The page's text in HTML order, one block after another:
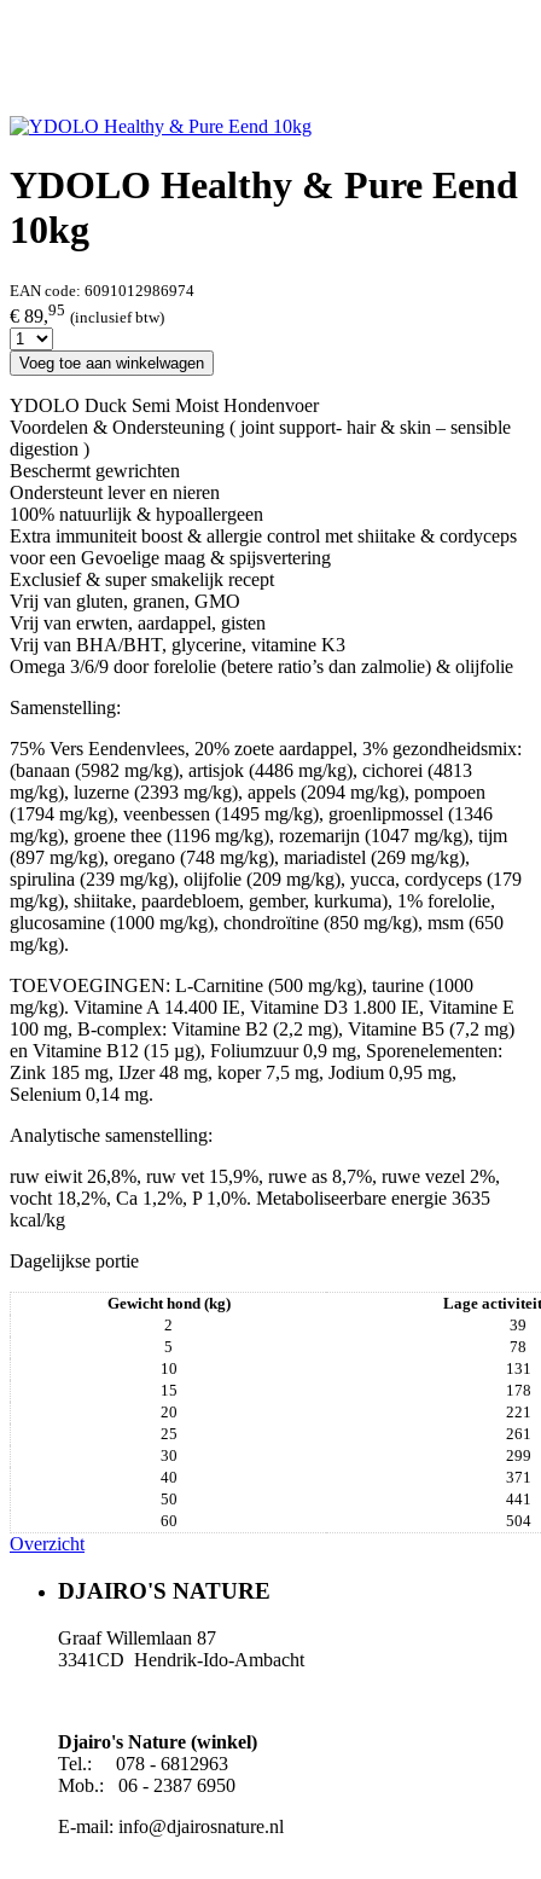
YDOLO Healthy & Pure Eend
10kg
EAN code: 6091012986974
€ 89,95 (inclusief btw)
Voeg toe aan winkelwagen
YDOLO Duck Semi Moist Hondenvoer
Voordelen & Ondersteuning ( joint support- hair & skin – sensible
digestion )
Beschermt gewrichten
Ondersteunt lever en nieren
100% natuurlijk & hypoallergeen
Extra immuniteit boost & allergie control met shiitake & cordyceps
voor een Gevoelige maag & spijsvertering
Exclusief & super smakelijk recept
Vrij van gluten, granen, GMO
Vrij van erwten, aardappel, gisten
Vrij van BHA/BHT, glycerine, vitamine K3
Omega 3/6/9 door forelolie (betere ratio’s dan zalmolie) & olijfolie
Samenstelling:
75% Vers Eendenvlees, 20% zoete aardappel, 3% gezondheidsmix:
(banaan (5982 mg/kg), artisjok (4486 mg/kg), cichorei (4813
mg/kg), luzerne (2393 mg/kg), appels (2094 mg/kg), pompoen
(1794 mg/kg), veenbessen (1495 mg/kg), groenlipmossel (1346
mg/kg), groene thee (1196 mg/kg), rozemarijn (1047 mg/kg), tijm
(897 mg/kg), oregano (748 mg/kg), mariadistel (269 mg/kg),
spirulina (239 mg/kg), olijfolie (209 mg/kg), yucca, cordyceps (179
mg/kg), shiitake, paardebloem, gember, kurkuma), 1% forelolie,
glucosamine (1000 mg/kg), chondroïtine (850 mg/kg), msm (650
mg/kg).
TOEVOEGINGEN: L-Carnitine (500 mg/kg), taurine (1000
mg/kg). Vitamine A 14.400 IE, Vitamine D3 1.800 IE, Vitamine E
100 mg, B-complex: Vitamine B2 (2,2 mg), Vitamine B5 (7,2 mg)
en Vitamine B12 (15 µg), Foliumzuur 0,9 mg, Sporenelementen:
Zink 185 mg, IJzer 48 mg, koper 7,5 mg, Jodium 0,95 mg,
Selenium 0,14 mg.
Analytische samenstelling:
ruw eiwit 26,8%, ruw vet 15,9%, ruwe as 8,7%, ruwe vezel 2%,
vocht 18,2%, Ca 1,2%, P 1,0%. Metaboliseerbare energie 3635
kcal/kg
Dagelijkse portie
Gewicht hond (kg)
Lage
2
39
5
78
10
131
15
178
20
221
25
261
30
299
40
371
50
441
60
504
Overzicht
DJAIRO'S NATURE
Graaf Willemlaan 87
3341CD Hendrik-Ido-Ambacht
Djairo's Nature (winkel)
Tel.: 078 - 6812963
Mob.: 06 - 2387 6950
E-mail: info@djairosnature.nl